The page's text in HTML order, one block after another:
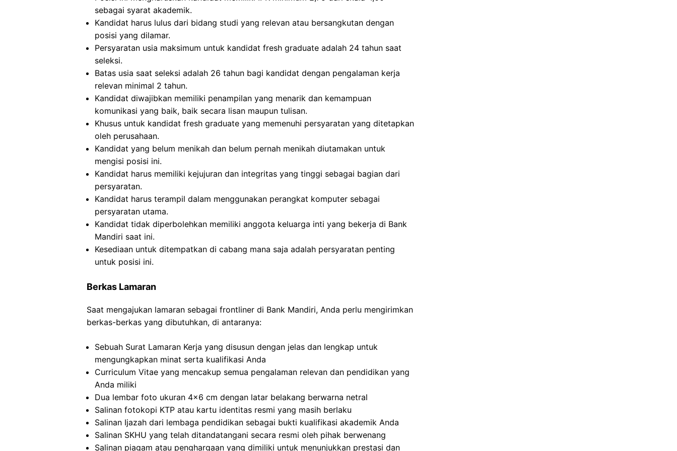
sebagai syarat akademik.
Kandidat harus lulus dari bidang studi yang relevan atau bersangkutan dengan
posisi yang dilamar.
Persyaratan usia maksimum untuk kandidat fresh graduate adalah 24 tahun saat
seleksi.
Batas usia saat seleksi adalah 26 tahun bagi kandidat dengan pengalaman kerja
relevan minimal 2 tahun.
Kandidat diwajibkan memiliki penampilan yang menarik dan kemampuan
komunikasi yang baik, baik secara lisan maupun tulisan.
Khusus untuk kandidat fresh graduate yang memenuhi persyaratan yang ditetapkan
oleh perusahaan.
Kandidat yang belum menikah dan belum pernah menikah diutamakan untuk
mengisi posisi ini.
Kandidat harus memiliki kejujuran dan integritas yang tinggi sebagai bagian dari
persyaratan.
Kandidat harus terampil dalam menggunakan perangkat komputer sebagai
persyaratan utama.
Kandidat tidak diperbolehkan memiliki anggota keluarga inti yang bekerja di Bank
Mandiri saat ini.
Kesediaan untuk ditempatkan di cabang mana saja adalah persyaratan penting
untuk posisi ini.
Berkas Lamaran
Saat mengajukan lamaran sebagai frontliner di Bank Mandiri, Anda perlu mengirimkan
berkas-berkas yang dibutuhkan, di antaranya:
Sebuah Surat Lamaran Kerja yang disusun dengan jelas dan lengkap untuk
mengungkapkan minat serta kualifikasi Anda
Curriculum Vitae yang mencakup semua pengalaman relevan dan pendidikan yang
Anda miliki
Dua lembar foto ukuran 4×6 cm dengan latar belakang berwarna netral
Salinan fotokopi KTP atau kartu identitas resmi yang masih berlaku
Salinan Ijazah dari lembaga pendidikan sebagai bukti kualifikasi akademik Anda
Salinan SKHU yang telah ditandatangani secara resmi oleh pihak berwenang
Salinan piagam atau penghargaan yang dimiliki untuk menunjukkan prestasi dan